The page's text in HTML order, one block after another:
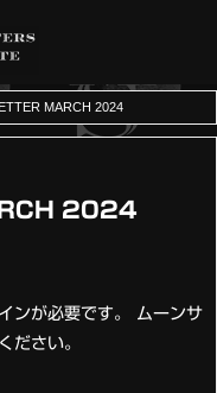
MARCH 2024
2024
ンが必要です。 ムーンサ
ださい。